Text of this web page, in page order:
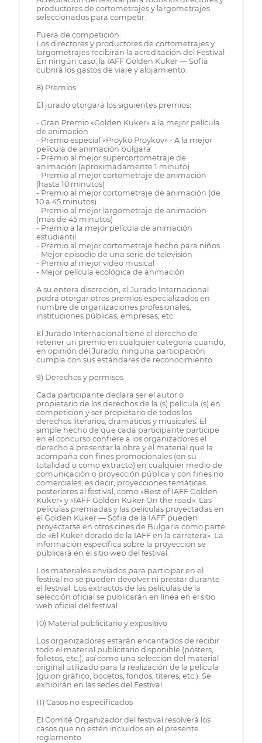
productores de cortometrajes y largometrajes
seleccionados para competir.
Fuera de competición:
Los directores y productores de cortometrajes y
largometrajes recibirán la acreditación del Festival
En ningún caso, la IAFF Golden Kuker — Sofia
cubrirá los gastos de viaje y alojamiento.
8) Premios
El jurado otorgará los siguientes premios:
- Gran Premio «Golden Kuker» a la mejor película
de animación
- Premio especial «Proyko Proykov» - A la mejor
película de animación búlgara
- Premio al mejor supercortometraje de
animación (aproximadamente 1 minuto)
- Premio al mejor cortometraje de animación
(hasta 10 minutos)
- Premio al mejor cortometraje de animación (de
10 a 45 minutos)
- Premio al mejor largometraje de animación
(más de 45 minutos)
- Premio a la mejor película de animación
estudiantil
- Premio al mejor cortometraje hecho para niños
- Mejor episodio de una serie de televisión
- Premio al mejor vídeo musical
- Mejor película ecológica de animación
A su entera discreción, el Jurado Internacional
podrá otorgar otros premios especializados en
nombre de organizaciones profesionales,
instituciones públicas, empresas, etc.
El Jurado Internacional tiene el derecho de
retener un premio en cualquier categoría cuando,
en opinión del Jurado, ninguna participación
cumpla con sus estándares de reconocimiento.
9) Derechos y permisos
Cada participante declara ser el autor o
propietario de los derechos de la (s) película (s) en
competición y ser propietario de todos los
derechos literarios, dramáticos y musicales. El
simple hecho de que cada participante participe
en el concurso confiere a los organizadores el
derecho a presentar la obra y el material que la
acompaña con fines promocionales (en su
totalidad o como extracto) en cualquier medio de
comunicación o proyección pública y con fines no
comerciales, es decir, proyecciones temáticas
posteriores al festival, como «Best of IAFF Golden
Kuker» y «IAFF Golden Kuker On the road». Las
películas premiadas y las películas proyectadas en
el Golden Kuker — Sofia de la IAFF pueden
proyectarse en otros cines de Bulgaria como parte
de «El Kuker dorado de la IAFF en la carretera». La
información específica sobre la proyección se
publicará en el sitio web del festival.
Los materiales enviados para participar en el
festival no se pueden devolver ni prestar durante
el festival. Los extractos de las películas de la
selección oficial se publicarán en línea en el sitio
web oficial del festival.
10) Material publicitario y expositivo
Los organizadores estarán encantados de recibir
todo el material publicitario disponible (pósters,
folletos, etc.), así como una selección del material
original utilizado para la realización de la película
(guion gráfico, bocetos, fondos, títeres, etc.). Se
exhibirán en las sedes del Festival.
11) Casos no especificados
El Comité Organizador del festival resolverá los
casos que no estén incluidos en el presente
reglamento.